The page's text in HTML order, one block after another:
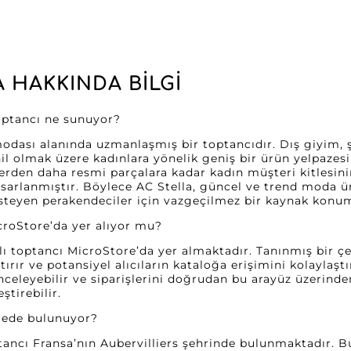
HAKKINDA BILGI
ne sunuyor?
alanında uzmanlaşmış bir toptancıdır. Dış
olmak üzere kadınlara yönelik geniş bir ürün
daha resmi parçalara kadar kadın müşteri
Böylece AC Stella, güncel ve trend moda
perakendeciler için vazgeçilmez bir kaynak
yer alıyor mu?
toptancı MicroStore’da yer almaktadır. Tanınmış
ve potansiyel alıcıların kataloğa erişimini
ve siparişlerini doğrudan bu arayüz
bulunuyor?
Fransa’nın Aubervilliers şehrinde bulunmaktadır.